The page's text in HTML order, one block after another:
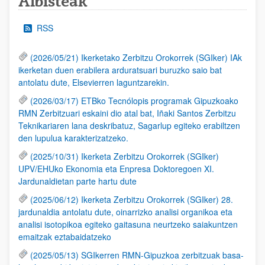
RSS
(2026/05/21) Ikerketako Zerbitzu Orokorrek (SGIker) IAk
ikerketan duen erabilera arduratsuari buruzko saio bat
antolatu dute, Elsevierren laguntzarekin.
(2026/03/17) ETBko Tecnólopis programak Gipuzkoako
RMN Zerbitzuari eskaini dio atal bat, Iñaki Santos Zerbitzu
Teknikariaren lana deskribatuz, Sagarlup egiteko erabiltzen
den lupulua karakterizatzeko.
(2025/10/31) Ikerketa Zerbitzu Orokorrek (SGIker)
UPV/EHUko Ekonomia eta Enpresa Doktoregoen XI.
Jardunaldietan parte hartu dute
(2025/06/12) Ikerketa Zerbitzu Orokorrek (SGIker) 28.
jardunaldia antolatu dute, oinarrizko analisi organikoa eta
analisi isotopikoa egiteko gaitasuna neurtzeko saiakuntzen
emaitzak eztabaidatzeko
(2025/05/13) SGIkerren RMN-Gipuzkoa zerbitzuak basa-